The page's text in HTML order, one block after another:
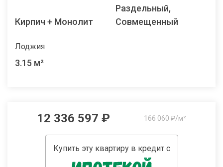
Кирпич + Монолит
Раздельный,
Совмещенный
Лоджия
3.15 м²
12 336 597 ₽ 166 060 ₽/м²
Купить эту квартиру в кредит с